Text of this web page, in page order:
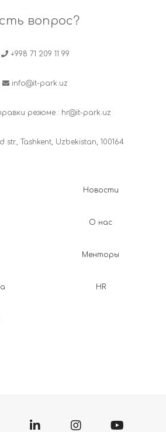
вопрос?
+998 71 209 11 99
info@it-park.uz
резюме : hr@it-park.uz
str., Tashkent, Uzbekistan, 100164
Новости
О нас
Менторы
HR